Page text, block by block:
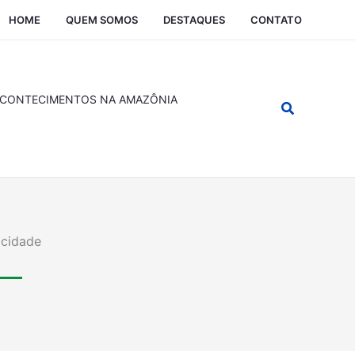
HOME QUEM SOMOS DESTAQUES CONTATO
NA AMAZÔNIA Pesquisar